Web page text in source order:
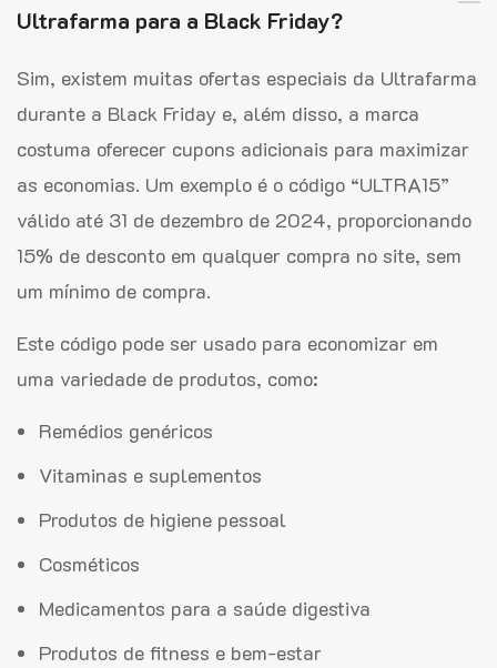
Ultrafarma para a Black Friday?
Sim, existem muitas ofertas especiais da Ultrafarma
durante a Black Friday e, além disso, a marca
costuma oferecer cupons adicionais para maximizar
as economias. Um exemplo é o código “ULTRA15”
válido até 31 de dezembro de 2024, proporcionando
15% de desconto em qualquer compra no site, sem
um mínimo de compra.
Este código pode ser usado para economizar em
uma variedade de produtos, como:
Remédios genéricos
Vitaminas e suplementos
Produtos de higiene pessoal
Cosméticos
Medicamentos para a saúde digestiva
Produtos de fitness e bem-estar